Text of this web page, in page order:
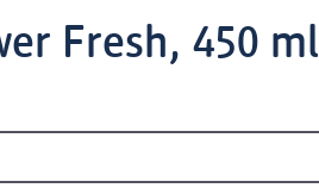
Fresh, 450 ml